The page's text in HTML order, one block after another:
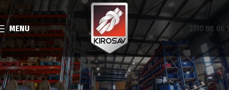
MENU 2310 68 06